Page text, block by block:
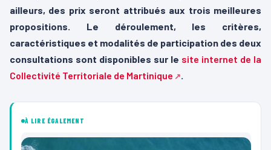
ailleurs, des prix seront attribués aux trois meilleures
propositions. Le déroulement, les critères,
caractéristiques et modalités de participation des deux
consultations sont disponibles sur le site internet de la
Collectivité Territoriale de Martinique
À LIRE ÉGALEMENT